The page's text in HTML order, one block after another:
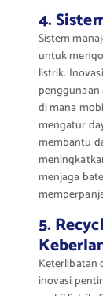
4.
Sistem
untuk
listrik.
di mana
mengatur
membantu
menjaga
5.
Keterlibatan
inovasi